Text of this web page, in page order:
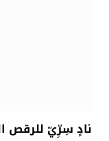
نادٍ سِرِّيّ للرقص